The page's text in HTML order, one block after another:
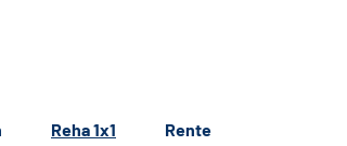
Reha 1x1 Rente